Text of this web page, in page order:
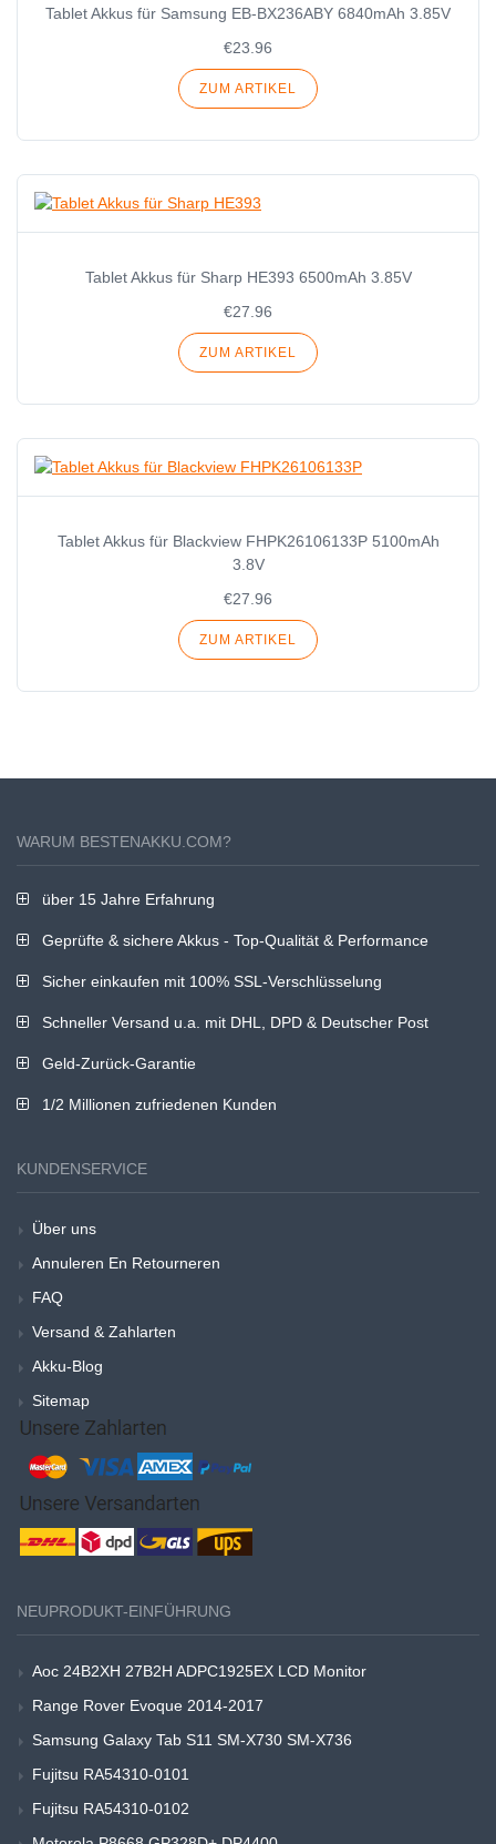
Tablet Akkus für Samsung EB-BX236ABY 6840mAh 3.85V
€23.96
ZUM ARTIKEL
Tablet Akkus für Sharp HE393 6500mAh 3.85V
€27.96
ZUM ARTIKEL
Tablet Akkus für Blackview FHPK26106133P 5100mAh
3.8V
€27.96
ZUM ARTIKEL
WARUM BESTENAKKU.COM?
über 15 Jahre Erfahrung
Geprüfte & sichere Akkus - Top-Qualität & Performance
Sicher einkaufen mit 100% SSL-Verschlüsselung
Schneller Versand u.a. mit DHL, DPD & Deutscher Post
Geld-Zurück-Garantie
1/2 Millionen zufriedenen Kunden
KUNDENSERVICE
Über uns
Annuleren En Retourneren
FAQ
Versand & Zahlarten
Akku-Blog
Sitemap
NEUPRODUKT-EINFÜHRUNG
Aoc 24B2XH 27B2H ADPC1925EX LCD Monitor
Range Rover Evoque 2014-2017
Samsung Galaxy Tab S11 SM-X730 SM-X736
Fujitsu RA54310-0101
Fujitsu RA54310-0102